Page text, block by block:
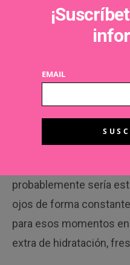
• Aplicar los productos
sin arrastrar la piel.
el aspecto de la mirada
La combinación
probablemente sería
ojos de forma
para esos momentos
extra de hidratación,
EMAIL